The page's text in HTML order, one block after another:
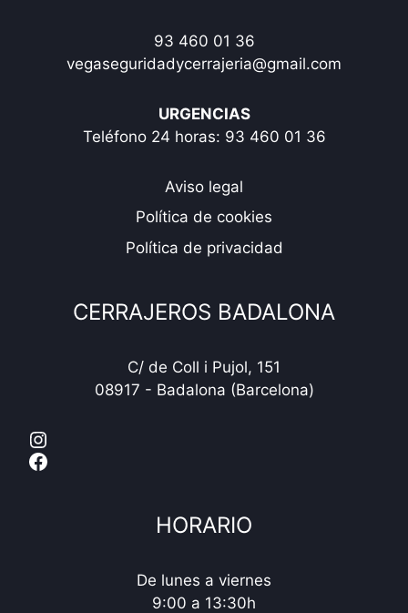
93 460 01 36
vegaseguridadycerrajeria@gmail.com
URGENCIAS
Teléfono 24 horas: 93 460 01 36
Aviso legal
Política de cookies
Política de privacidad
CERRAJEROS BADALONA
C/ de Coll i Pujol, 151
08917 - Badalona (Barcelona)
Instagram
Facebook
HORARIO
De lunes a viernes
9:00 a 13:30h